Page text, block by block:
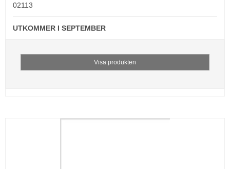
02113
UTKOMMER I SEPTEMBER
Visa produkten